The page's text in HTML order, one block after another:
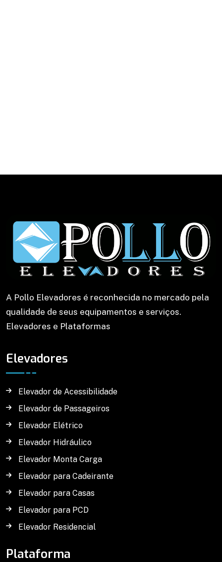
A Pollo Elevadores é reconhecida no mercado pela
qualidade de seus equipamentos e serviços.
Elevadores e Plataformas
Elevadores
Elevador de Acessibilidade
Elevador de Passageiros
Elevador Elétrico
Elevador Hidráulico
Elevador Monta Carga
Elevador para Cadeirante
Elevador para Casas
Elevador para PCD
Elevador Residencial
Plataforma